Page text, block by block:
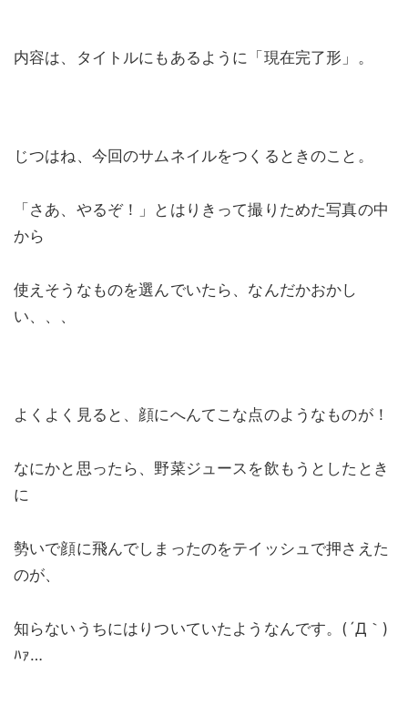
内容は、タイトルにもあるように「現在完了形」。
じつはね、今回のサムネイルをつくるときのこと。
「さあ、やるぞ！」とはりきって撮りためた写真の中
から
使えそうなものを選んでいたら、なんだかおかし
い、、、
よくよく見ると、顔にへんてこな点のようなものが！
なにかと思ったら、野菜ジュースを飲もうとしたとき
に
勢いで顔に飛んでしまったのをテイッシュで押さえた
のが、
知らないうちにはりついていたようなんです。(´Д｀)
ﾊｧ…